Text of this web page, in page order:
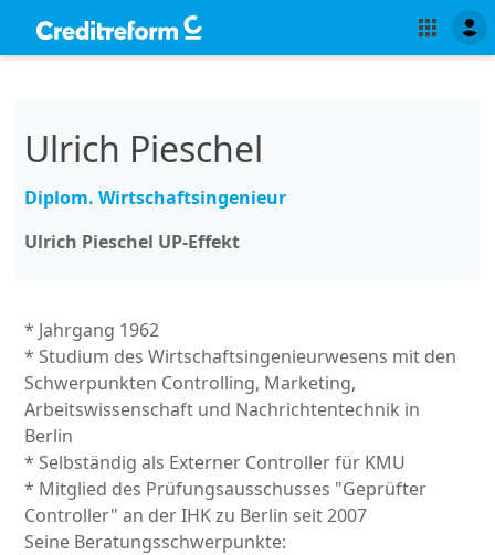
Ulrich Pieschel
Diplom. Wirtschaftsingenieur
Ulrich Pieschel UP-Effekt
* Jahrgang 1962
* Studium des Wirtschaftsingenieurwesens mit den
Schwerpunkten Controlling, Marketing,
Arbeitswissenschaft und Nachrichtentechnik in
Berlin
* Selbständig als Externer Controller für KMU
* Mitglied des Prüfungsausschusses "Geprüfter
Controller" an der IHK zu Berlin seit 2007
Seine Beratungsschwerpunkte: